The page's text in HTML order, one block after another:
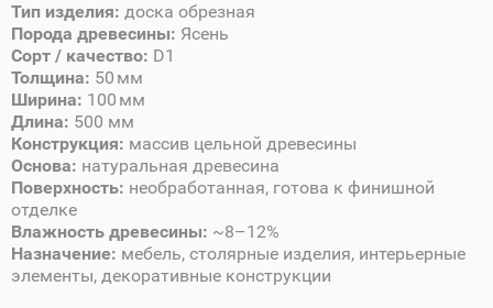
Тип изделия: доска обрезная
Порода древесины: Ясень
Сорт / качество: D1
Толщина: 50 мм
Ширина: 100 мм
Длина: 500 мм
Конструкция: массив цельной древесины
Основа: натуральная древесина
Поверхность: необработанная, готова к финишной
отделке
Влажность древесины: ~8–12%
Назначение: мебель, столярные изделия, интерьерные
элементы, декоративные конструкции